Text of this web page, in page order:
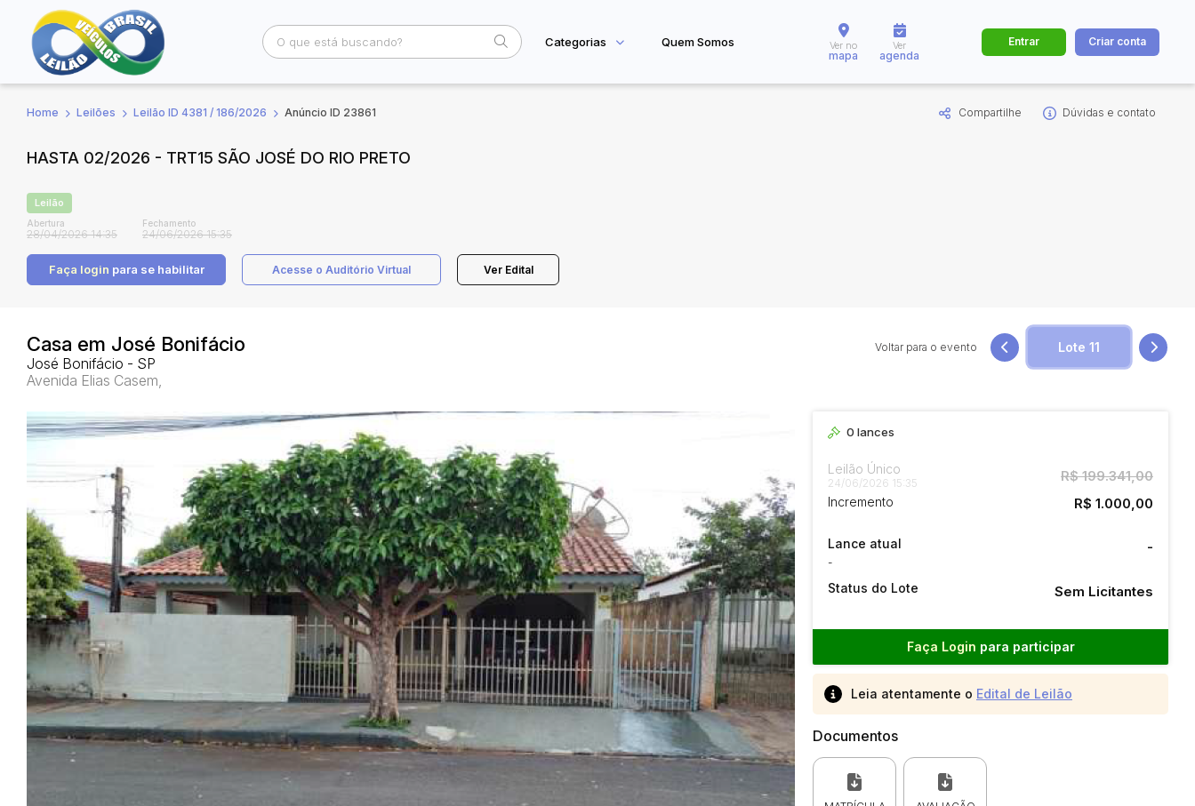
Busca por palavra-chave Categoria Cidade
Categorias Quem Somos Ver no
mapa
Ver
agenda
Entrar Criar conta
Home Leilões Leilão ID 4381 / 186/2026 Anúncio ID 23861 Compartilhe Dúvidas e contato
HASTA 02/2026 - TRT15 SÃO JOSÉ DO RIO PRETO
Leilão
Abertura
28/04/2026 14:35
Fechamento
24/06/2026 15:35
Faça login para se habilitar Acesse o Auditório Virtual Ver Edital
Casa em José Bonifácio
José Bonifácio - SP
Avenida Elias Casem,
Voltar para o evento
0 lances
Leilão Único
24/06/2026 15:35 R$ 199.341,00
Incremento R$ 1.000,00
Lance atual
-
-
Status do Lote Sem Licitantes
Faça Login para participar
Leia atentamente o Edital de Leilão
Documentos